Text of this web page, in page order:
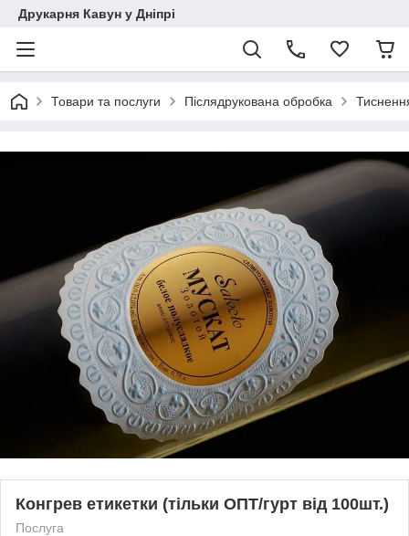
Друкарня Кавун у Дніпрі
Товари та послуги Післядрукована обробка
Конгрев етикетки (тільки ОПТ/гурт від 100шт.)
Послуга